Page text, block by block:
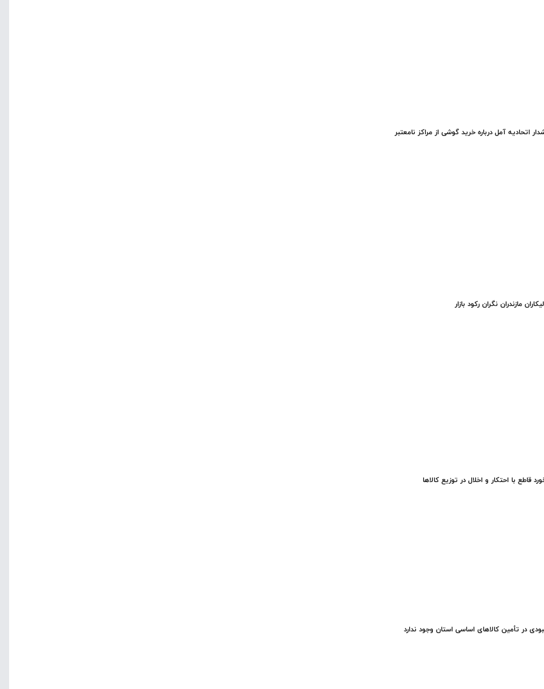
اتحادیه آمل درباره خرید گوشی از مراکز نامعتبر
مازندران نگران رکود بازار
قاطع با احتکار و اخلال در توزیع کالاها
در تأمین کالاهای اساسی استان وجود ندارد